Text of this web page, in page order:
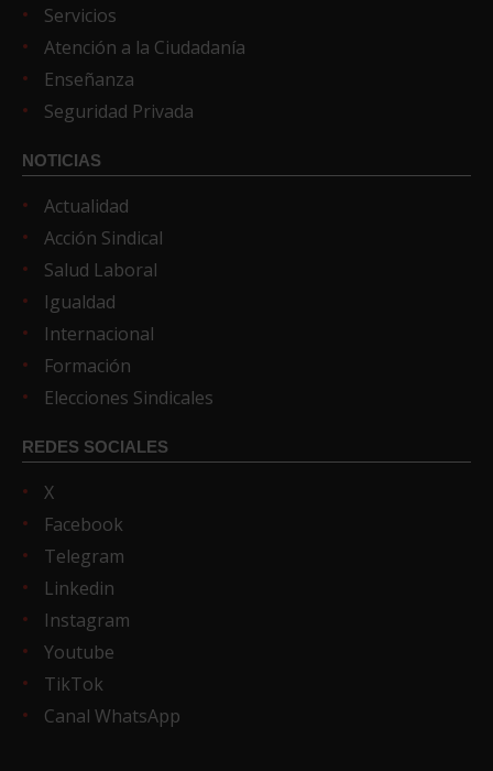
Servicios
Atención a la Ciudadanía
Enseñanza
Seguridad Privada
NOTICIAS
Actualidad
Acción Sindical
Salud Laboral
Igualdad
Internacional
Formación
Elecciones Sindicales
REDES SOCIALES
X
Facebook
Telegram
Linkedin
Instagram
Youtube
TikTok
Canal WhatsApp